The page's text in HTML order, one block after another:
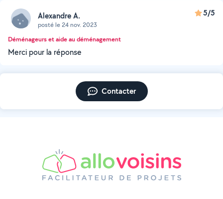
Alexandre A.
posté le 24 nov. 2023
5/5
Déménageurs et aide au déménagement
Merci pour la réponse
Contacter